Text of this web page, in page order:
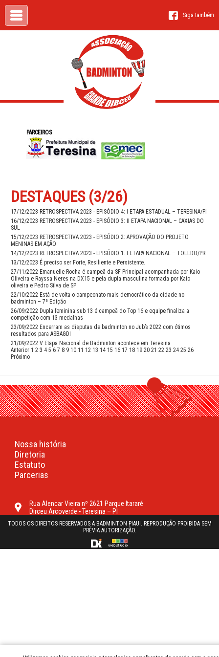
Siga também
PARCEIROS
DESTAQUES (3/26)
17/12/2023 RETROSPECTIVA 2023 - EPISÓDIO 4: I ETAPA ESTADUAL – TERESINA/PI
16/12/2023 RETROSPECTIVA 2023 - EPISÓDIO 3: II ETAPA NACIONAL – CAXIAS DO
SUL
15/12/2023 RETROSPECTIVA 2023 - EPISÓDIO 2: APROVAÇÃO DO PROJETO
MENINAS EM AÇÃO
14/12/2023 RETROSPECTIVA 2023 - EPISÓDIO 1: I ETAPA NACIONAL – TOLEDO/PR
13/12/2023 É preciso ser Forte, Resiliente e Persistente.
27/11/2022 Emanuelle Rocha é campeã da SF Principal acompanhada por Kaio
Oliveira e Rayssa Neres na DX15 e pela dupla masculina formada por Kaio
oliveira e Pedro Silva de SP
22/10/2022 Está de volta o campeonato mais democrático da cidade no
badminton – 7ª Edição
26/09/2022 Dupla feminina sub 13 é campeã do Top 16 e equipe finaliza a
competição com 13 medalhas
23/09/2022 Encerram as disputas de badminton no Jub’s 2022 com ótimos
resultados para ASBAGDI
21/09/2022 V Etapa Nacional de Badminton acontece em Teresina
Anterior 1 2 3 4 5 6 7 8 9 10 11 12 13 14 15 16 17 18 19 20 21 22 23 24 25 26
Próximo
Nossa história
Diretoria
Estatuto
Parcerias
Rua Alencar Vieira nº 2621 Parque Itararé
Dirceu Arcoverde - Teresina – PI
TODOS OS DIREITOS RESERVADOS A BADMINTON PIAUI. REPRODUÇÃO PROIBIDA SEM
PRÉVIA AUTORIZAÇÃO.